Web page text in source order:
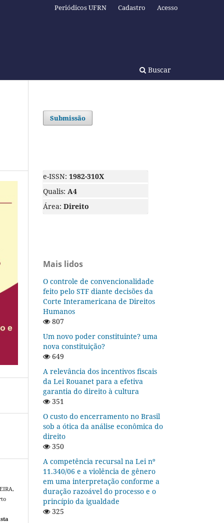
Buscar
Periódicos UFRN Cadastro Acesso
Submissão
e-ISSN: 1982-310X
Qualis: A4
Área: Direito
Mais lidos
O controle de convencionalidade
feito pelo STF diante decisões da
Corte Interamericana de Direitos
Humanos
807
Um novo poder constituinte? uma
nova constituição?
649
A relevância dos incentivos fiscais
da Lei Rouanet para a efetiva
garantia do direito à cultura
351
O custo do encerramento no Brasil
sob a ótica da análise econômica do
direito
350
A competência recursal na Lei nº
11.340/06 e a violência de gênero
em uma interpretação conforme a
duração razoável do processo e o
princípio da igualdade
325